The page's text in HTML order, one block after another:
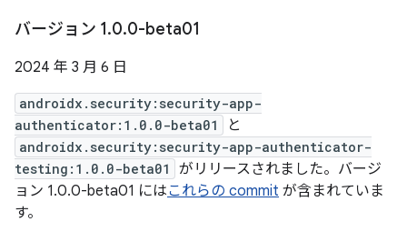
バージョン 1.0.0-beta01
2024 年 3 月 6 日
androidx.security:security-app-
authenticator:1.0.0-beta01
と
androidx.security:security-app-authenticator-
testing:1.0.0-beta01
がリリースされました。バージ
ョン 1.0.0-beta01 にはこれらの commit が含まれていま
す。